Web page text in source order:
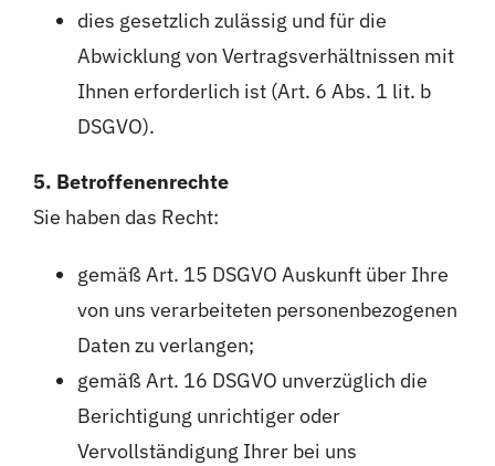
dies gesetzlich zulässig und für die
Abwicklung von Vertragsverhältnissen mit
Ihnen erforderlich ist (Art. 6 Abs. 1 lit. b
DSGVO).
5. Betroffenenrechte
Sie haben das Recht:
gemäß Art. 15 DSGVO Auskunft über Ihre
von uns verarbeiteten personenbezogenen
Daten zu verlangen;
gemäß Art. 16 DSGVO unverzüglich die
Berichtigung unrichtiger oder
Vervollständigung Ihrer bei uns